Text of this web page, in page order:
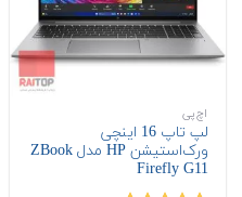
اچ‌پی
لپ تاپ 16 اینچی
ورک‌استیشن HP مدل ZBook
Firefly G11